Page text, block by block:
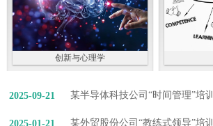
创新与心理学
某半导体科技公司“时间管理”培训
2025-09-21
某外贸股份公司“教练式领导”培训
2025-01-21